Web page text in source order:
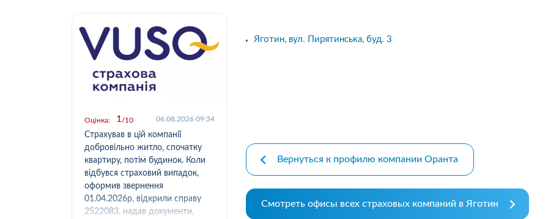
Оцінка: 1 10 06.08.2026 09:34
Страхував в цій компанії
добровільно житло, спочатку
квартиру, потім будинок. Коли
відбувся страховий випадок,
оформив звернення
01.04.2026р, відкрили справу
2522083, надав документи,
м.Косів, ІФ обл. Хочу подякувати
Зателефонував, сказав, що
застрахувати дві свої
На що отримав відповідь -
як передзвонюють. Навіщо
менеджери сидять.?...
Яготин, вул. Пирятинська, буд. 3
Вернуться к профилю компании Оранта
Смотреть офисы всех страховых компаний в Яготин